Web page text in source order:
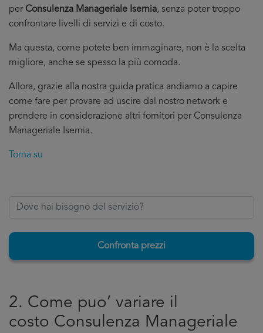
per Consulenza Manageriale Isernia, senza poter troppo
confrontare livelli di servizi e di costo.
Ma questa, come potete ben immaginare, non è la scelta
migliore, anche se spesso la più comoda.
Allora, grazie alla nostra guida pratica andiamo a capire
come fare per provare ad uscire dal nostro network e
prendere in considerazione altri fornitori per Consulenza
Manageriale Isernia.
Torna su
Confronta prezzi
2. Come puo’ variare il
costo Consulenza Manageriale